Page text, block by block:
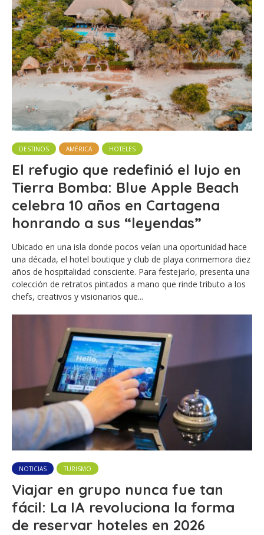
DESTINOS AMÉRICA HOTELES
El refugio que redefinió el lujo en
Tierra Bomba: Blue Apple Beach
celebra 10 años en Cartagena
honrando a sus “leyendas”
Ubicado en una isla donde pocos veían una oportunidad hace
una década, el hotel boutique y club de playa conmemora diez
años de hospitalidad consciente. Para festejarlo, presenta una
colección de retratos pintados a mano que rinde tributo a los
chefs, creativos y visionarios que...
NOTICIAS TURISMO
Viajar en grupo nunca fue tan
fácil: La IA revoluciona la forma
de reservar hoteles en 2026